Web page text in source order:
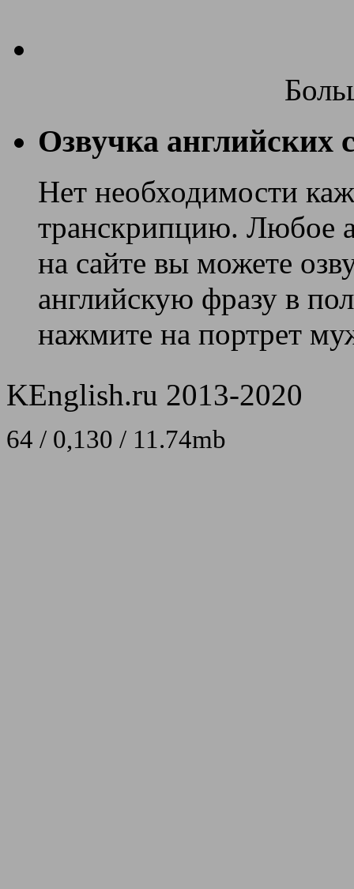
Озвучка английских
Нет необходимости
транскрипцию. Любое
на сайте вы можете
английскую фразу в
нажмите на портрет
KEnglish.ru 2013-2020
64 / 0,130 / 11.74mb